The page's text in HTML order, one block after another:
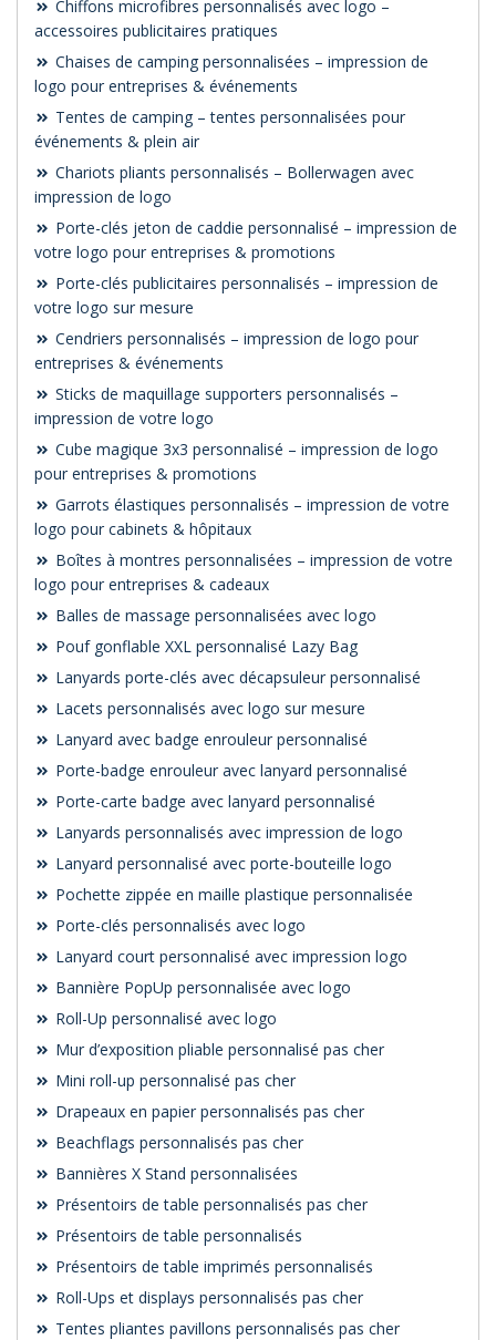
Chiffons microfibres personnalisés avec logo –
accessoires publicitaires pratiques
Chaises de camping personnalisées – impression de
logo pour entreprises & événements
Tentes de camping – tentes personnalisées pour
événements & plein air
Chariots pliants personnalisés – Bollerwagen avec
impression de logo
Porte-clés jeton de caddie personnalisé – impression de
votre logo pour entreprises & promotions
Porte-clés publicitaires personnalisés – impression de
votre logo sur mesure
Cendriers personnalisés – impression de logo pour
entreprises & événements
Sticks de maquillage supporters personnalisés –
impression de votre logo
Cube magique 3x3 personnalisé – impression de logo
pour entreprises & promotions
Garrots élastiques personnalisés – impression de votre
logo pour cabinets & hôpitaux
Boîtes à montres personnalisées – impression de votre
logo pour entreprises & cadeaux
Balles de massage personnalisées avec logo
Pouf gonflable XXL personnalisé Lazy Bag
Lanyards porte-clés avec décapsuleur personnalisé
Lacets personnalisés avec logo sur mesure
Lanyard avec badge enrouleur personnalisé
Porte-badge enrouleur avec lanyard personnalisé
Porte-carte badge avec lanyard personnalisé
Lanyards personnalisés avec impression de logo
Lanyard personnalisé avec porte-bouteille logo
Pochette zippée en maille plastique personnalisée
Porte-clés personnalisés avec logo
Lanyard court personnalisé avec impression logo
Bannière PopUp personnalisée avec logo
Roll-Up personnalisé avec logo
Mur d’exposition pliable personnalisé pas cher
Mini roll-up personnalisé pas cher
Drapeaux en papier personnalisés pas cher
Beachflags personnalisés pas cher
Bannières X Stand personnalisées
Présentoirs de table personnalisés pas cher
Présentoirs de table personnalisés
Présentoirs de table imprimés personnalisés
Roll-Ups et displays personnalisés pas cher
Tentes pliantes pavillons personnalisés pas cher